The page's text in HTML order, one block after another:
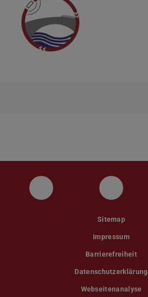
Instagram YouTube
Sitemap
Impressum
Barrierefreiheit
Datenschutzerklärung
Webseitenanalyse